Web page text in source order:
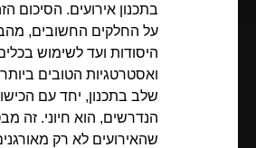
בתכנון אירועים. הסיכום
על החלקים החשובים,
היסודות ועד לשימוש
ואסטרטגיות הטובים
שלב בתכנון, יחד עם
הנדרשים, הוא חיוני. זה
שהאירועים לא רק